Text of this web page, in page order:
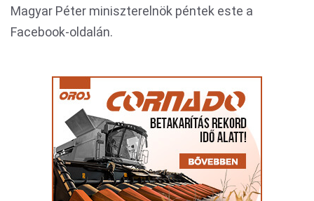
Magyar Péter miniszterelnök péntek este a
Facebook-oldalán.